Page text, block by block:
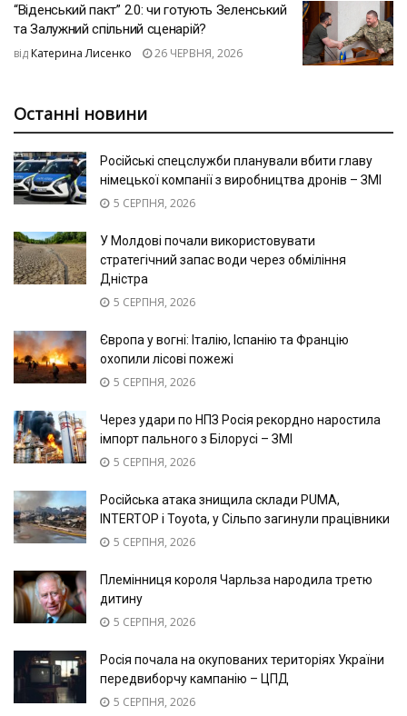
“Віденський пакт” 2.0: чи готують Зеленський
та Залужний спільний сценарій?
від Катерина Лисенко 26 ЧЕРВНЯ, 2026
Останні новини
Російські спецслужби планували вбити главу
німецької компанії з виробництва дронів – ЗМІ
5 СЕРПНЯ, 2026
У Молдові почали використовувати
стратегічний запас води через обміління
Дністра
5 СЕРПНЯ, 2026
Європа у вогні: Італію, Іспанію та Францію
охопили лісові пожежі
5 СЕРПНЯ, 2026
Через удари по НПЗ Росія рекордно наростила
імпорт пального з Білорусі – ЗМІ
5 СЕРПНЯ, 2026
Російська атака знищила склади PUMA,
INTERTOP і Toyota, у Сільпо загинули працівники
5 СЕРПНЯ, 2026
Племінниця короля Чарльза народила третю
дитину
5 СЕРПНЯ, 2026
Росія почала на окупованих територіях України
передвиборчу кампанію – ЦПД
5 СЕРПНЯ, 2026